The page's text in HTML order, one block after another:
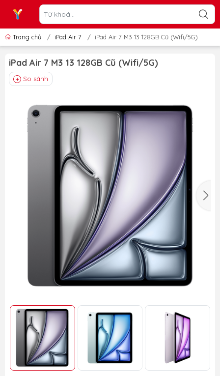
Trang chủ / iPad Air 7 / iPad Air 7 M3 13 128GB Cũ (Wifi/5G)
iPad Air 7 M3 13 128GB Cũ (Wifi/5G)
So sánh